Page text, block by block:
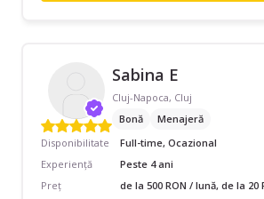
Sabina E
Cluj-Napoca, Cluj
Bonă
Menajeră
Disponibilitate
Full-time, Ocazional
Experiență
Peste 4 ani
Preț
de la 500 RON / lună, de la 20